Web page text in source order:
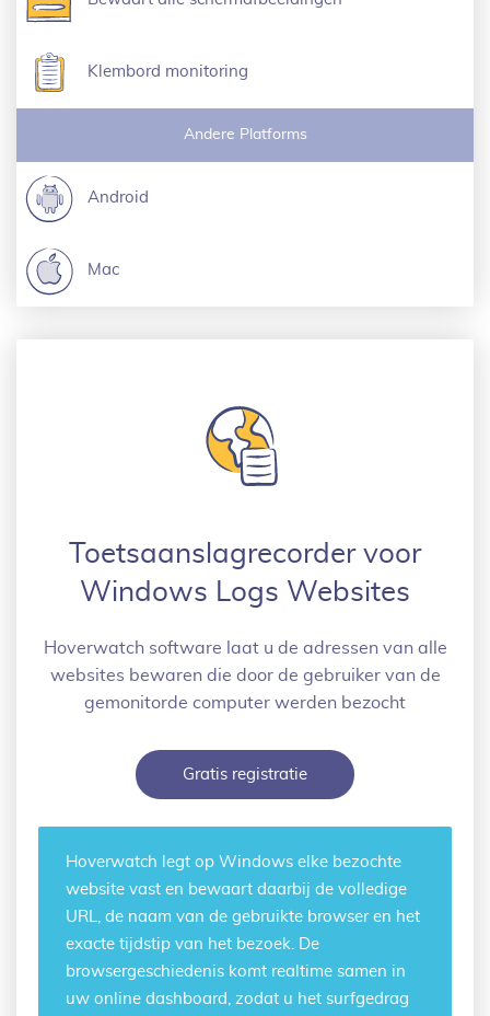
Klembord monitoring
Andere Platforms
Android
Mac
Toetsaanslagrecorder voor
Windows Logs Websites
Hoverwatch software laat u de adressen van alle
websites bewaren die door de gebruiker van de
gemonitorde computer werden bezocht
Gratis registratie
Hoverwatch legt op Windows elke bezochte
website vast en bewaart daarbij de volledige
URL, de naam van de gebruikte browser en het
exacte tijdstip van het bezoek. De
browsergeschiedenis komt realtime samen in
uw online dashboard, zodat u het surfgedrag